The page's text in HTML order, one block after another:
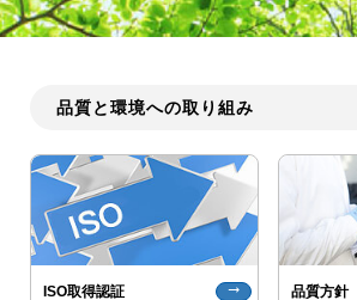
Susumuの強み
決算公告
その他公告
技術情報
品質と環境への取り組み
ISO取得認証 trending_flat 品質方針